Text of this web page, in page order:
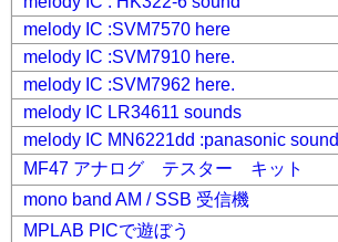
melody IC :SVM7570 here
melody IC :SVM7910 here.
melody IC :SVM7962 here.
melody IC LR34611 sounds
melody IC MN6221dd :panasonic sound
MF47 アナログ テスター キット
mono band AM / SSB 受信機
MPLAB PICで遊ぼう